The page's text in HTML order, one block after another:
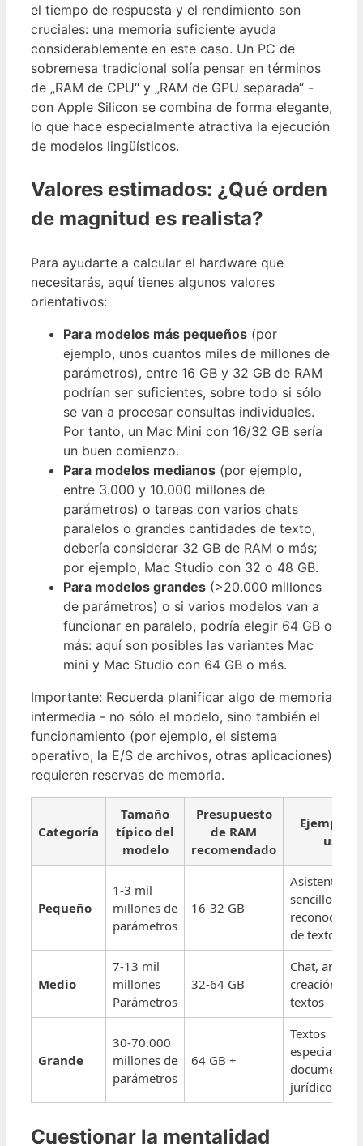
el tiempo de respuesta y el rendimiento son
cruciales: una memoria suficiente ayuda
considerablemente en este caso. Un PC de
sobremesa tradicional solía pensar en términos
de „RAM de CPU“ y „RAM de GPU separada“ -
con Apple Silicon se combina de forma elegante,
lo que hace especialmente atractiva la ejecución
de modelos lingüísticos.
Valores estimados: ¿Qué orden
de magnitud es realista?
Para ayudarte a calcular el hardware que
necesitarás, aquí tienes algunos valores
orientativos:
Para modelos más pequeños (por
ejemplo, unos cuantos miles de millones de
parámetros), entre 16 GB y 32 GB de RAM
podrían ser suficientes, sobre todo si sólo
se van a procesar consultas individuales.
Por tanto, un Mac Mini con 16/32 GB sería
un buen comienzo.
Para modelos medianos (por ejemplo,
entre 3.000 y 10.000 millones de
parámetros) o tareas con varios chats
paralelos o grandes cantidades de texto,
debería considerar 32 GB de RAM o más;
por ejemplo, Mac Studio con 32 o 48 GB.
Para modelos grandes (>20.000 millones
de parámetros) o si varios modelos van a
funcionar en paralelo, podría elegir 64 GB o
más: aquí son posibles las variantes Mac
mini y Mac Studio con 64 GB o más.
Importante: Recuerda planificar algo de memoria
intermedia - no sólo el modelo, sino también el
funcionamiento (por ejemplo, el sistema
operativo, la E/S de archivos, otras aplicaciones)
requieren reservas de memoria.
Categoría
Tamaño
típico del
modelo
Presupuesto
de RAM
recomendado
Ejemplo
uso
Pequeño
1-3 mil
millones de
parámetros
16-32 GB
Asistente
sencillo,
de texto
Medio
7-13 mil
millones
Parámetros
32-64 GB
Chat,
creación de
textos
Grande
30-70.000
millones de
parámetros
64 GB +
Textos
documentos
jurídicos
Cuestionar la mentalidad